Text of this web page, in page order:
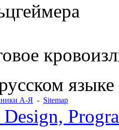
А-Я - Sitemap